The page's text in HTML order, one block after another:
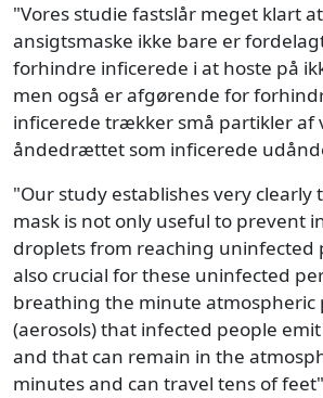
"Vores studie fastslår meget klart
ansigtsmaske ikke bare er
forhindre inficerede i at hoste på
men også er afgørende for
inficerede trækker små partikler af
åndedrættet som inficerede
"Our study establishes very clearly
mask is not only useful to prevent
droplets from reaching uninfected
also crucial for these uninfected
breathing the minute atmospheric
(aerosols) that infected people
and that can remain in the
minutes and can travel tens of feet"